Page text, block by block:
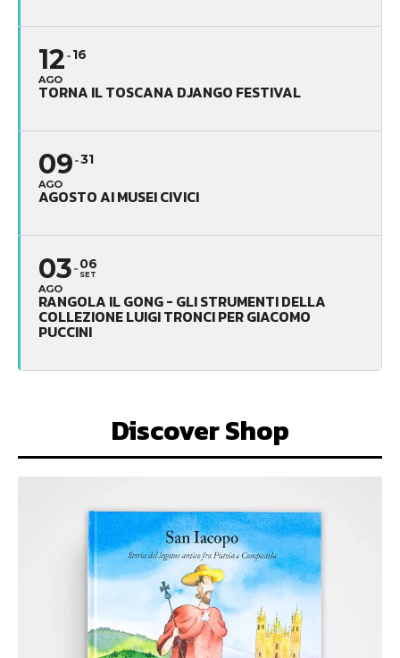
12
AGO
16
TORNA IL TOSCANA DJANGO FESTIVAL
09
AGO
31
AGOSTO AI MUSEI CIVICI
03
AGO
06
SET
RANGOLA IL GONG - GLI STRUMENTI DELLA
COLLEZIONE LUIGI TRONCI PER GIACOMO
PUCCINI
Discover Shop